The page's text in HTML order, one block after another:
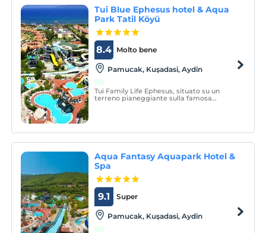
Tui Blue Ephesus hotel & Aqua
Park Tatil Köyü
Molto bene
8.4
Pamucak, Kuşadasi, Aydin
Tui Family Life Ephesus, situato su un
terreno pianeggiante sulla famosa
Aqua Fantasy Aquapark Hotel &
Spa
Super
9.1
Pamucak, Kuşadasi, Aydin